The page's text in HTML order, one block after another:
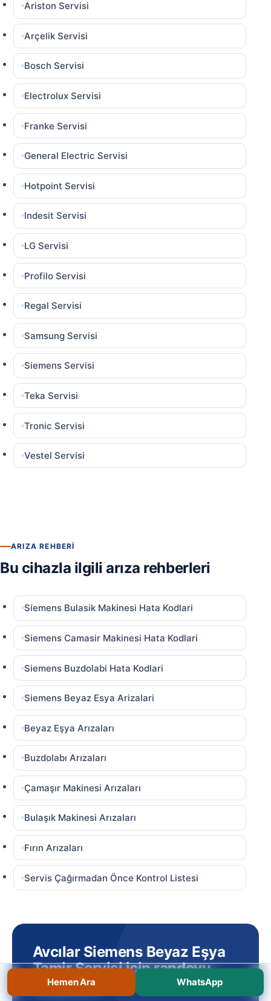
Ariston Servisi
Arçelik Servisi
Bosch Servisi
Electrolux Servisi
Franke Servisi
General Electric Servisi
Hotpoint Servisi
Indesit Servisi
LG Servisi
Profilo Servisi
Regal Servisi
Samsung Servisi
Siemens Servisi
Teka Servisi
Tronic Servisi
Vestel Servisi
ARIZA REHBERI
Bu cihazla ilgili arıza rehberleri
Siemens Bulasik Makinesi Hata Kodlari
Siemens Camasir Makinesi Hata Kodlari
Siemens Buzdolabi Hata Kodlari
Siemens Beyaz Esya Arizalari
Beyaz Eşya Arızaları
Buzdolabı Arızaları
Çamaşır Makinesi Arızaları
Bulaşık Makinesi Arızaları
Fırın Arızaları
Servis Çağırmadan Önce Kontrol Listesi
Avcılar Siemens Beyaz Eşya
Tamir Servisi için randevu
oluşturun
Hemen Ara WhatsApp